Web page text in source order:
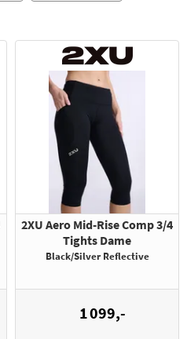
2XU Aero Mid-Rise Comp 3/4
Tights Dame
Black/Silver Reflective
1 099,-